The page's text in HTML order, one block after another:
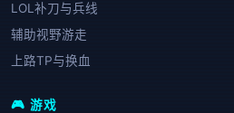
LOL补刀与兵线
辅助视野游走
上路TP与换血
🎮 游戏